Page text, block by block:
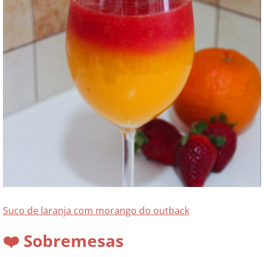
Suco de laranja com morango do outback
❤️ Sobremesas